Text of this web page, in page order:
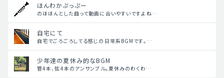
ほんわかぷっぷー
のほほんとした曲って動画に合いやすいですよね…
自宅にて
自宅でごろごろしてる感じの日常系BGMです。…
少年達の夏休み的なBGM
管4本、弦4本のアンサンブル。夏休みのわくわ…